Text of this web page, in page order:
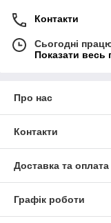
Контакти
Сьогодні
Показати весь
Про нас
Контакти
Доставка та оплата
Графік роботи